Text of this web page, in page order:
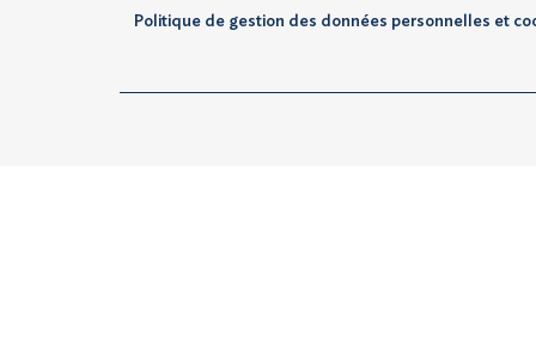
Politique de gestion des données personnelles et